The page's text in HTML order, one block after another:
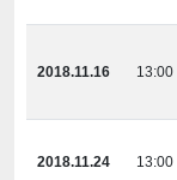
2018.11.16 13:00
2018.11.24 13:00